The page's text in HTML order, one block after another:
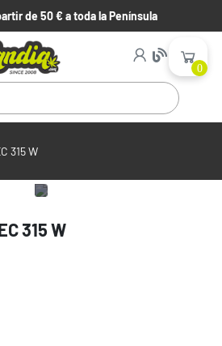
de 50 € a toda la Península
0
315 W
315 W